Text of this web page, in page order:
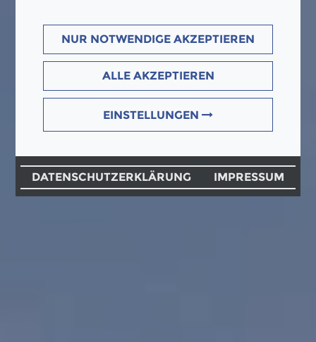
NUR NOTWENDIGE AKZEPTIEREN
ALLE AKZEPTIEREN
EINSTELLUNGEN
DATENSCHUTZERKLÄRUNG IMPRESSUM